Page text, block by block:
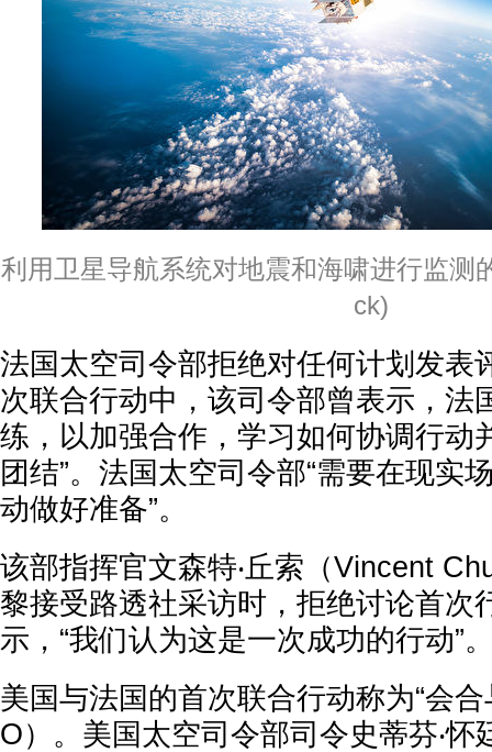
利用卫星导航系统对地震和海啸进行监测
ck)
法国太空司令部拒绝对任何计划发表
次联合行动中，该司令部曾表示，法
练，以加强合作，学习如何协调行动
团结”。法国太空司令部“需要在现实
动做好准备”。
该部指挥官文森特‧丘索（Vincent
黎接受路透社采访时，拒绝讨论首次
示，“我们认为这是一次成功的行动”
美国与法国的首次联合行动称为“会
O）。美国太空司令部司令史蒂芬‧怀